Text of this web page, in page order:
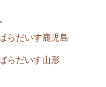
らだいす鹿児島
らだいす山形